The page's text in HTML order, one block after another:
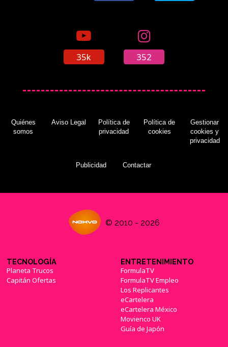
35k 352
Quiénes
somos
Aviso Legal
Política de
privacidad
Política de
cookies
Gestionar
cookies y
privacidad
Publicidad Contactar
© 2010 - 2026
TECNOLOGÍA
Planeta Trucos
Capitán Ofertas
ENTRETENIMIENTO
FormulaTV
FormulaTV Empleo
Los Replicantes
eCartelera
eCartelera México
Movienco UK
Guía de Japón